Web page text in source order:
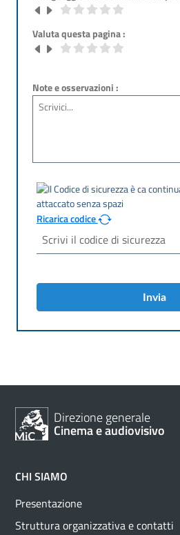
Valuta questa pagina :
Note e osservazioni :
Ricarica codice
Invia
Direzione generale
Cinema e audiovisivo
CHI SIAMO
Presentazione
Struttura organizzativa e contatti